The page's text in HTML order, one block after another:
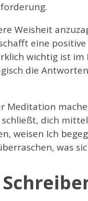
Weisheit
eine
wichtig ist im
die
Meditation
dich
weisen Ich
was